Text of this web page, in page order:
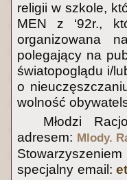
religii w szkole,
MEN z ‘92r.,
organizowana
polegający na
światopoglądu i/
o
wolność
Młodzi
adresem: Mlody.
specjalny email: